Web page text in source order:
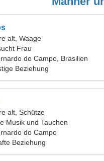
alt, Waage
Frau
do Campo, Brasilien
Beziehung
alt, Schütze
Musik und Tauchen
do Campo
Beziehung